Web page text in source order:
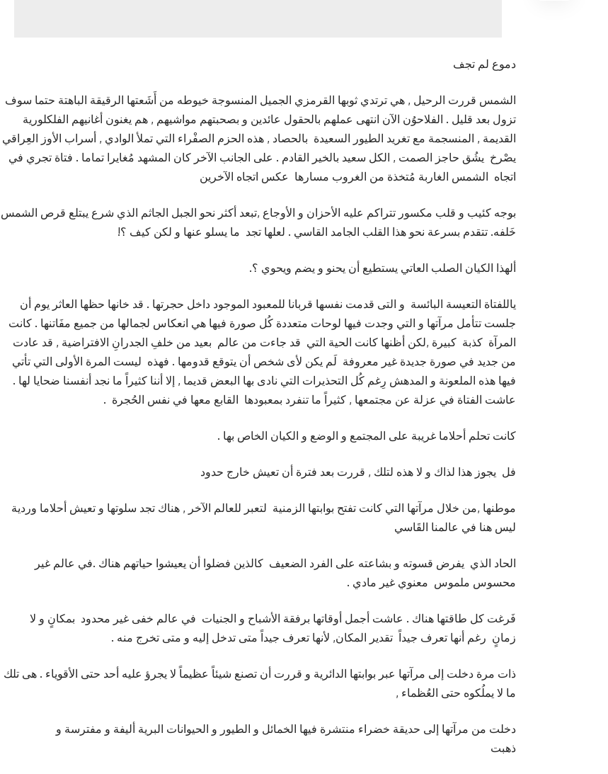
دموع لم تجف
الشمس قررت الرحيل , هي ترتدي ثوبها القرمزي الجميل المنسوجة خيوطه من أَشَعتها الرقيقة الباهتة حتما سوف
تزول بعد قليل . الفلاحوُن الآن انتهى عملهم بالحقول عائدين و بصحبتهم مواشيهم , هم يغنون أغانيهم الفلكلورية
القديمة , المنسجمة مع تغريد الطيور السعيدة بالحصاد , هذه الحزم الصفْراء التي تملأ الوادي , أسراب الأوز العِراقي
يصْرخ يشُق حاجز الصمت , الكل سعيد بالخير القادم . على الجانب الآخر كان المشهد مُغايرا تماما . فتاة تجري في
اتجاه الشمس الغاربة مُتخذة من الغروب مسارها عكس اتجاه الآخرين
بوجه كئيب و قلب مكسور تتراكم عليه الأحزان و الأوجاع ,تبعد أكثر نحو الجبل الجاثم الذي شرع يبتلع قرص الشمس
خَلفه. تتقدم بسرعة نحو هذا القلب الجامد القاسي . لعلها تجد ما يسلو عنها و لكن كيف ؟!
ألهذا الكيان الصلب العاتي يستطيع أن يحنو و يضم ويحوي ؟.
ياللفتاة التعيسة البائسة و التى قدمت نفسها قربانا للمعبود الموجود داخل حجرتها . قد خانها حظها العاثر يوم أن
جلست تتأمل مرآتها و التي وجدت فيها لوحات متعددة كُل صورة فيها هي انعكاس لجمالها من جميع مفَاتنها . كانت
المرآة كذبة كبيرة ,لكن أظنها كانت الحية التي قد جاءت من عالم بعيد من خلفِ الجدرانِ الافتراضية , قد عادت
من جديد في صورة جديدة غير معروفة لَم يكن لأى شخص أن يتوقع قدومها . فهذه ليست المرة الأولى التي تأتي
فيها هذه الملعونة و المدهش رِغم كُل التحذيرات التي نادى بها البعض قديما , إلا أننا كثيراً ما نجد أنفسنا ضحايا لها .
عاشت الفتاة في عزلة عن مجتمعها , كثيراً ما تنفرد بمعبودها القابع معها في نفس الحُجرة .
كانت تحلم أحلاما غريبة على المجتمع و الوضع و الكيان الخاص بها .
فل يجوز هذا لذاك و لا هذه لتلك , قررت بعد فترة أن تعيش خارج حدود
موطنها ,من خلال مرآتها التي كانت تفتح بوابتها الزمنية لتعبر للعالم الآخر , هناك تجد سلوتها و تعيش أحلاما وردية
ليس هنا في عالمنا القَاسي
الحاد الذي يفرض قسوته و بشاعته على الفرد الضعيف كالذين فضلوا أن يعيشوا حياتهم هناك .في عالم غير
محسوس ملموس معنوي غير مادي .
فَرغت كل طاقتها هناك . عاشت أجمل أوقاتها برفقة الأشباح و الجنيات في عالم خفى غير محدود بمكانٍ و لا
زمانٍ رغم أنها تعرف جيداً تقدير المكان, لأنها تعرف جيداً متى تدخل إليه و متى تخرج منه .
ذات مرة دخلت إلى مرآتها عبر بوابتها الدائرية و قررت أن تصنع شيئاً عظيماً لا يجرؤ عليه أحد حتى الأقوياء . هى تلك
ما لا يملُكوه حتى العُظماء ,
دخلت من مرآتها إلى حديقة خضراء منتشرة فيها الخمائل و الطيور و الحيوانات البرية أليفة و مفترسة و
ذهبت